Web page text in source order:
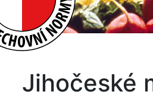
Jihočeské